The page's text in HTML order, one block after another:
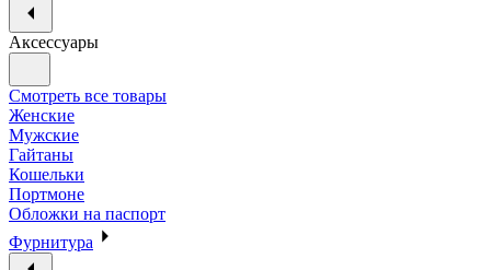
Аксессуары
Смотреть все товары
Женские
Мужские
Гайтаны
Кошельки
Портмоне
Обложки на паспорт
Фурнитура